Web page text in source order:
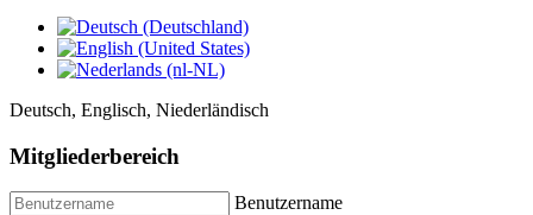
Deutsch, Englisch, Niederländisch
Mitgliederbereich
Benutzername